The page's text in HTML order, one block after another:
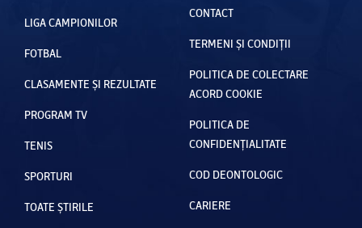
LIGA CAMPIONILOR
FOTBAL
CLASAMENTE ȘI REZULTATE
PROGRAM TV
TENIS
SPORTURI
TOATE ȘTIRILE
CONTACT
TERMENI ȘI CONDIȚII
POLITICA DE COLECTARE
ACORD COOKIE
POLITICA DE
CONFIDENȚIALITATE
COD DEONTOLOGIC
CARIERE